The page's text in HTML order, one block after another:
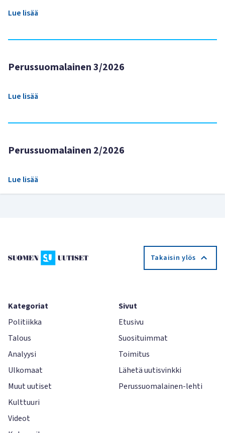
Lue lisää
Perussuomalainen 3/2026
Lue lisää
Perussuomalainen 2/2026
Lue lisää
Takaisin ylös
Kategoriat
Politiikka
Talous
Analyysi
Ulkomaat
Muut uutiset
Kulttuuri
Videot
Sivut
Etusivu
Suosituimmat
Toimitus
Lähetä uutisvinkki
Perussuomalainen-lehti